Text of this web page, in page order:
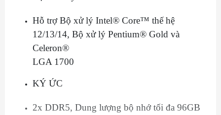
Hỗ trợ Bộ xử lý Intel® Core™ thế hệ
12/13/14, Bộ xử lý Pentium® Gold và
Celeron®
LGA 1700
KÝ ỨC
2x DDR5, Dung lượng bộ nhớ tối đa 96GB